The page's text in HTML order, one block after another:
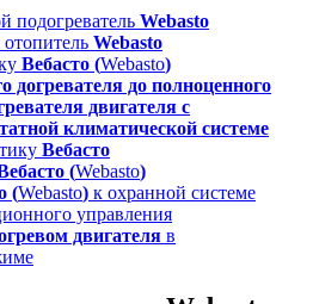
подогреватель Webasto
Webasto
Вебасто (Webasto)
догревателя до полноценного
двигателя с
климатической системе
Вебасто
(Webasto)
(Webasto) к охранной системе
управления
двигателя в